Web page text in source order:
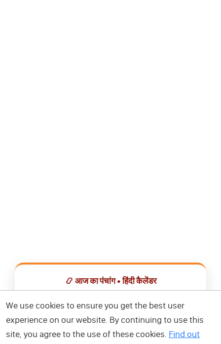
📿 आज का पंचांग • हिंदी कैलेंडर
📅 हिंदी कैलेंडर ऐप डाउनलोड करें
We use cookies to ensure you get the best user
experience on our website. By continuing to use this
site, you agree to the use of these cookies. Find out